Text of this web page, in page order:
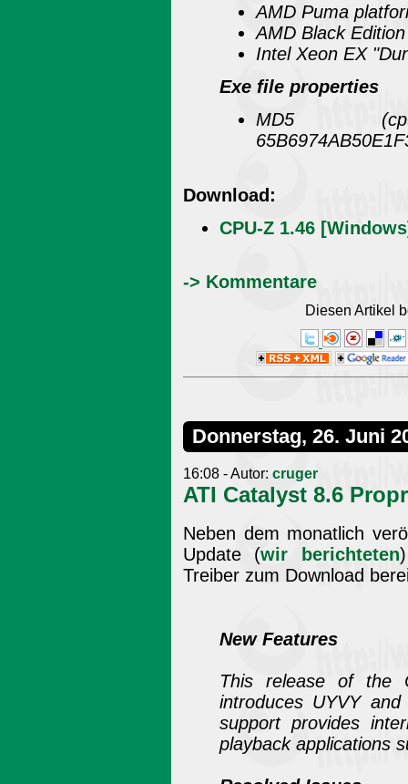
AMD Puma
AMD Black
Intel Xeon EX
Exe file properties
MD5
Download:
CPU-Z 1.46
-> Kommentare
Diesen Artikel
Donnerstag, 26. Juni
16:08 - Autor: cruger
ATI Catalyst 8.6
Neben dem monatlich
Update (wir berichteten
Treiber zum Download
New Features
This release of the
introduces UYVY
support provides
playback applications